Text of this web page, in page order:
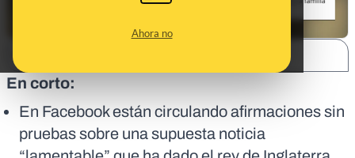
Ahora no
En corto:
En Facebook están circulando afirmaciones sin
pruebas sobre una supuesta noticia